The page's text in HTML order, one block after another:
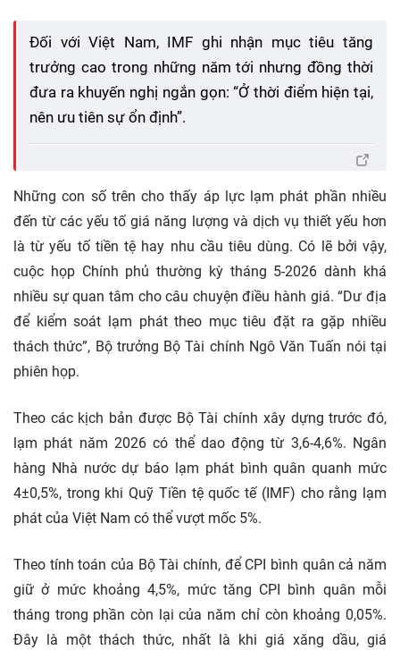
Đối với Việt Nam, IMF ghi nhận mục tiêu tăng
trưởng cao trong những năm tới nhưng đồng thời
đưa ra khuyến nghị ngắn gọn: “Ở thời điểm hiện tại,
nên ưu tiên sự ổn định”.
Những con số trên cho thấy áp lực lạm phát phần nhiều
đến từ các yếu tố giá năng lượng và dịch vụ thiết yếu hơn
là từ yếu tố tiền tệ hay nhu cầu tiêu dùng. Có lẽ bởi vậy,
cuộc họp Chính phủ thường kỳ tháng 5-2026 dành khá
nhiều sự quan tâm cho câu chuyện điều hành giá. “Dư địa
để kiểm soát lạm phát theo mục tiêu đặt ra gặp nhiều
thách thức”, Bộ trưởng Bộ Tài chính Ngô Văn Tuấn nói tại
phiên họp.
Theo các kịch bản được Bộ Tài chính xây dựng trước đó,
lạm phát năm 2026 có thể dao động từ 3,6-4,6%. Ngân
hàng Nhà nước dự báo lạm phát bình quân quanh mức
4±0,5%, trong khi Quỹ Tiền tệ quốc tế (IMF) cho rằng lạm
phát của Việt Nam có thể vượt mốc 5%.
Theo tính toán của Bộ Tài chính, để CPI bình quân cả năm
giữ ở mức khoảng 4,5%, mức tăng CPI bình quân mỗi
tháng trong phần còn lại của năm chỉ còn khoảng 0,05%.
Đây là một thách thức, nhất là khi giá xăng dầu, giá